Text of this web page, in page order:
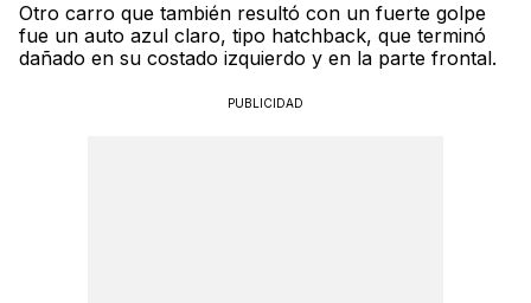
Otro carro que también resultó con un fuerte golpe
fue un auto azul claro, tipo hatchback, que terminó
dañado en su costado izquierdo y en la parte frontal.
PUBLICIDAD